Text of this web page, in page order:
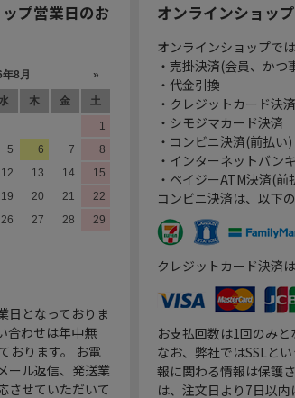
プ営業日のお
日となっておりま
合わせは年中無
おります。 お電
ール返信、発送業
させていただいて
オンラインショッ
オンラインショップで
・売掛決済(会員、か
・代金引換
・クレジットカード決済
・シモジマカード決済
・コンビニ決済(前払い)
・インターネットバン
・ペイジーATM決済(前
コンビニ決済は、以下
クレジットカード決済
お支払回数は1回のみと
なお、弊社ではSSLと
報に関わる情報は保護
は、注文日より7日以